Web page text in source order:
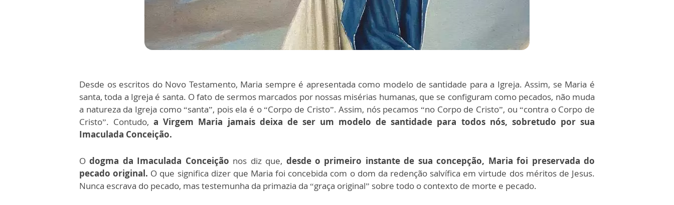
Desde os escritos do Novo Testamento, Maria sempre é apresentada como modelo de santidade para a Igreja. Assim, se Maria é
santa, toda a Igreja é santa. O fato de sermos marcados por nossas misérias humanas, que se configuram como pecados, não muda
a natureza da Igreja como “santa”, pois ela é o “Corpo de Cristo”. Assim, nós pecamos “no Corpo de Cristo”, ou “contra o Corpo de
Cristo”. Contudo,a Virgem Maria jamais deixa de ser um modelo de santidade para todos nós, sobretudo por sua
Imaculada Conceição.
Odogma da Imaculada Conceição nos diz que, desde o primeiro instante de sua concepção, Maria foi preservada do
pecado original. O que significa dizer que Maria foi concebida com o dom da redenção salvífica em virtude dos méritos de Jesus.
Nunca escrava do pecado, mas testemunha da primazia da “graça original” sobre todo o contexto de morte e pecado.